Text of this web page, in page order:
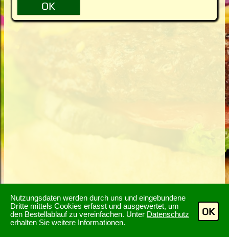
Nutzungsdaten werden durch uns und eingebundene
Dritte mittels Cookies erfasst und ausgewertet, um
den Bestellablauf zu vereinfachen. Unter Datenschutz
erhalten Sie weitere Informationen.
OK